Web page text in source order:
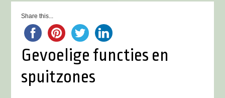
Share this...
Gevoelige functies en
spuitzones